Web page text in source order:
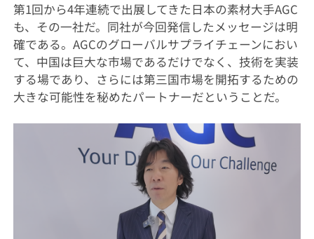
第1回から4年連続で出展してきた日本の素材大手AGC
も、その一社だ。同社が今回発信したメッセージは明
確である。AGCのグローバルサプライチェーンにおい
て、中国は巨大な市場であるだけでなく、技術を実装
する場であり、さらには第三国市場を開拓するための
大きな可能性を秘めたパートナーだということだ。